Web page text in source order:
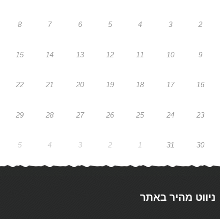
2
3
4
5
6
7
8
9
10
11
12
13
14
15
16
17
18
19
20
21
22
23
24
25
26
27
28
29
30
31
1
2
3
4
5
ניווט מהיר באתר